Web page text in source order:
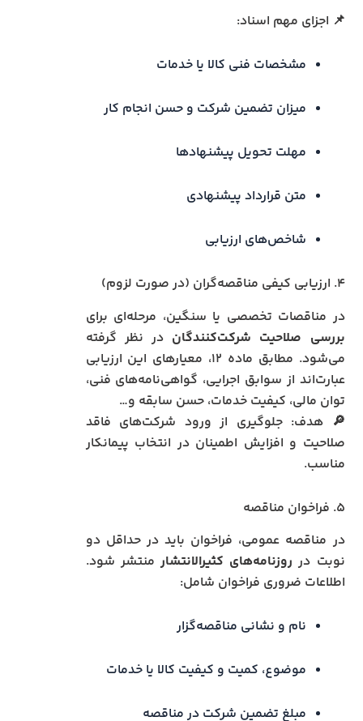
📌 اجزای مهم اسناد:
مشخصات فنی کالا یا خدمات
میزان تضمین شرکت و حسن انجام کار
مهلت تحویل پیشنهادها
متن قرارداد پیشنهادی
شاخص‌های ارزیابی
۴. ارزیابی کیفی مناقصه‌گران (در صورت لزوم)
در مناقصات تخصصی یا سنگین، مرحله‌ای برای
بررسی صلاحیت شرکت‌کنندگان در نظر گرفته
می‌شود. مطابق ماده ۱۲، معیارهای این ارزیابی
عبارت‌اند از سوابق اجرایی، گواهی‌نامه‌های فنی،
توان مالی، کیفیت خدمات، حسن سابقه و…
🔎 هدف: جلوگیری از ورود شرکت‌های فاقد
صلاحیت و افزایش اطمینان در انتخاب پیمانکار
مناسب.
۵. فراخوان مناقصه
در مناقصه عمومی، فراخوان باید در حداقل دو
نوبت در روزنامه‌های کثیرالانتشار منتشر شود.
اطلاعات ضروری فراخوان شامل:
نام و نشانی مناقصه‌گزار
موضوع، کمیت و کیفیت کالا یا خدمات
مبلغ تضمین شرکت در مناقصه